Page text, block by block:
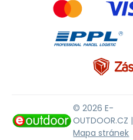
© 2026 E-
OUTDOOR.CZ |
Mapa stránek